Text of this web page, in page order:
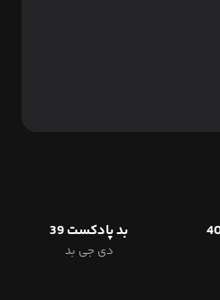
بد پادکست 39
دی جی بد